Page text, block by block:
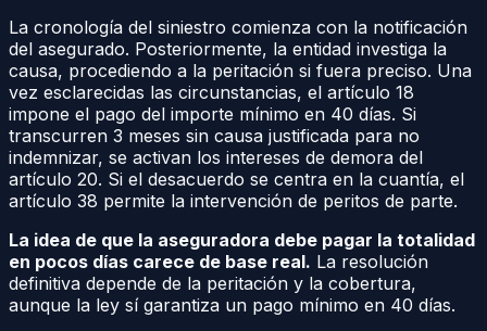
La cronología del siniestro comienza con la notificación
del asegurado. Posteriormente, la entidad investiga la
causa, procediendo a la peritación si fuera preciso. Una
vez esclarecidas las circunstancias, el artículo 18
impone el pago del importe mínimo en 40 días. Si
transcurren 3 meses sin causa justificada para no
indemnizar, se activan los intereses de demora del
artículo 20. Si el desacuerdo se centra en la cuantía, el
artículo 38 permite la intervención de peritos de parte.
La idea de que la aseguradora debe pagar la totalidad
en pocos días carece de base real. La resolución
definitiva depende de la peritación y la cobertura,
aunque la ley sí garantiza un pago mínimo en 40 días.